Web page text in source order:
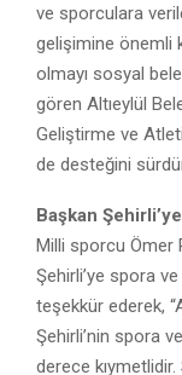
ve sporculara
gelişimine önemli
olmayı sosyal
gören Altıeylül
Geliştirme ve
de desteğini
Başkan
Milli sporcu Ömer
Şehirli’ye spora
teşekkür ederek,
Şehirli’nin spora
derece